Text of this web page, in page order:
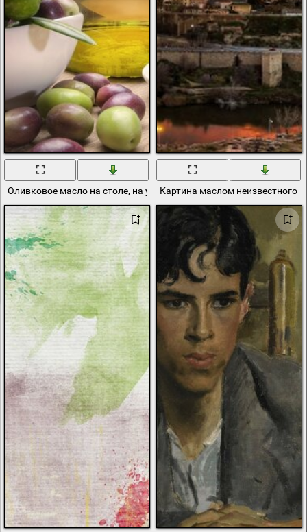
Оливковое масло на столе, на улицеКартина маслом неизвестного